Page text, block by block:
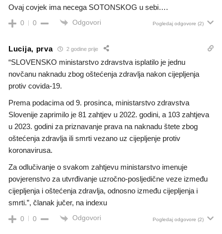
Ovaj covjek ima necega SOTONSKOG u sebi….
0 0 Odgovori Pogledaj odgovore (2)
Lucija, prva 2 godine prije
“SLOVENSKO ministarstvo zdravstva isplatilo je jednu
novčanu naknadu zbog oštećenja zdravlja nakon cijepljenja
protiv covida-19.
Prema podacima od 9. prosinca, ministarstvo zdravstva
Slovenije zaprimilo je 81 zahtjev u 2022. godini, a 103 zahtjeva
u 2023. godini za priznavanje prava na naknadu štete zbog
oštećenja zdravlja ili smrti vezano uz cijepljenje protiv
koronavirusa.
Za odlučivanje o svakom zahtjevu ministarstvo imenuje
povjerenstvo za utvrđivanje uzročno-posljedične veze između
cijepljenja i oštećenja zdravlja, odnosno između cijepljenja i
smrti.”, članak jučer, na indexu
0 0 Odgovori Pogledaj odgovore (2)